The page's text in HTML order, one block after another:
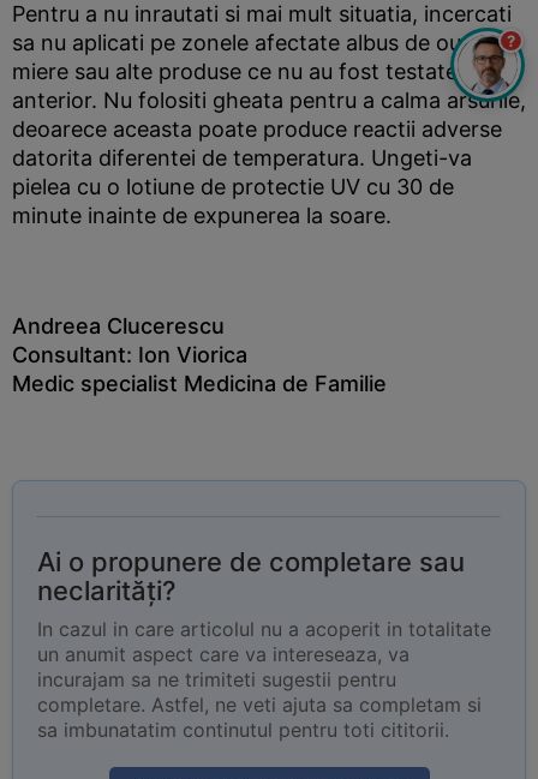
Pentru a nu inrautati si mai mult situatia, incercati
sa nu aplicati pe zonele afectate albus de ou,
miere sau alte produse ce nu au fost testate
anterior. Nu folositi gheata pentru a calma arsurile,
deoarece aceasta poate produce reactii adverse
datorita diferentei de temperatura. Ungeti-va
pielea cu o lotiune de protectie UV cu 30 de
minute inainte de expunerea la soare.
Andreea Clucerescu
Consultant: Ion Viorica
Medic specialist Medicina de Familie
Ai o propunere de completare sau
neclarități?
In cazul in care articolul nu a acoperit in totalitate
un anumit aspect care va intereseaza, va
incurajam sa ne trimiteti sugestii pentru
completare. Astfel, ne veti ajuta sa completam si
sa imbunatatim continutul pentru toti cititorii.
?